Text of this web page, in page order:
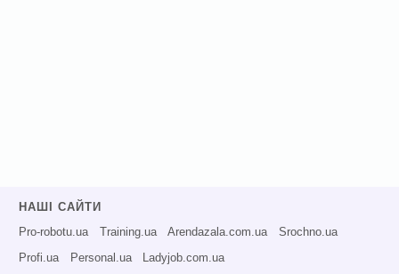
НАШІ САЙТИ
Pro-robotu.ua Training.ua Arendazala.com.ua Srochno.ua
Profi.ua Personal.ua Ladyjob.com.ua